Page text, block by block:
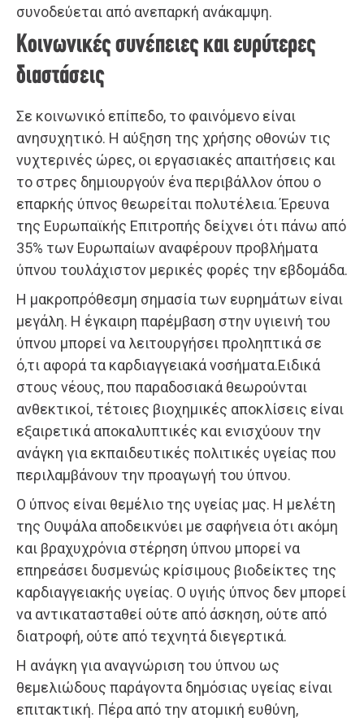
συνοδεύεται από ανεπαρκή ανάκαμψη.
Κοινωνικές συνέπειες και ευρύτερες
διαστάσεις
Σε κοινωνικό επίπεδο, το φαινόμενο είναι
ανησυχητικό. Η αύξηση της χρήσης οθονών τις
νυχτερινές ώρες, οι εργασιακές απαιτήσεις και
το στρες δημιουργούν ένα περιβάλλον όπου ο
επαρκής ύπνος θεωρείται πολυτέλεια. Έρευνα
της Ευρωπαϊκής Επιτροπής δείχνει ότι πάνω από
35% των Ευρωπαίων αναφέρουν προβλήματα
ύπνου τουλάχιστον μερικές φορές την εβδομάδα.
Η μακροπρόθεσμη σημασία των ευρημάτων είναι
μεγάλη. Η έγκαιρη παρέμβαση στην υγιεινή του
ύπνου μπορεί να λειτουργήσει προληπτικά σε
ό,τι αφορά τα καρδιαγγειακά νοσήματα.Ειδικά
στους νέους, που παραδοσιακά θεωρούνται
ανθεκτικοί, τέτοιες βιοχημικές αποκλίσεις είναι
εξαιρετικά αποκαλυπτικές και ενισχύουν την
ανάγκη για εκπαιδευτικές πολιτικές υγείας που
περιλαμβάνουν την προαγωγή του ύπνου.
Ο ύπνος είναι θεμέλιο της υγείας μας. Η μελέτη
της Ουψάλα αποδεικνύει με σαφήνεια ότι ακόμη
και βραχυχρόνια στέρηση ύπνου μπορεί να
επηρεάσει δυσμενώς κρίσιμους βιοδείκτες της
καρδιαγγειακής υγείας. Ο υγιής ύπνος δεν μπορεί
να αντικατασταθεί ούτε από άσκηση, ούτε από
διατροφή, ούτε από τεχνητά διεγερτικά.
Η ανάγκη για αναγνώριση του ύπνου ως
θεμελιώδους παράγοντα δημόσιας υγείας είναι
επιτακτική. Πέρα από την ατομική ευθύνη,